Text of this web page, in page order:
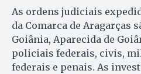
As ordens judiciais
da Comarca de Aragarças
Goiânia, Aparecida de
policiais federais, civis,
federais e penais. As